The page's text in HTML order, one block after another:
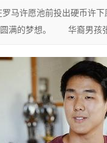
愿池前投出硬币许下愿
圆满的梦想。 华裔男孩